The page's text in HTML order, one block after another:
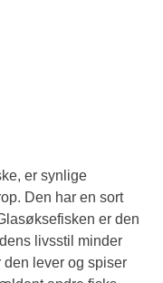
er synlige
Den har en sort
er den
livsstil minder
den lever og spiser